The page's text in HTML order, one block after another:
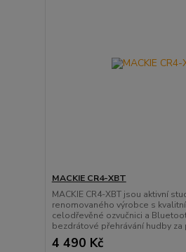
MACKIE CR4-XBT
MACKIE CR4-XBT jsou aktivní
renomovaného výrobce s
celodřevěné ozvučnici a
bezdrátové přehrávání hudby za
4 490 Kč